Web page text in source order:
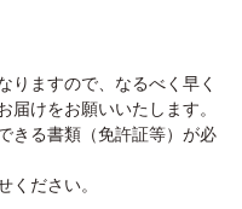
りますので、なるべく早く
届けをお願いいたします。
きる書類（免許証等）が必
ください。